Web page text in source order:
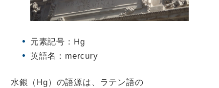
元素記号：Hg
英語名：mercury
水銀（Hg）の語源は、ラテン語の